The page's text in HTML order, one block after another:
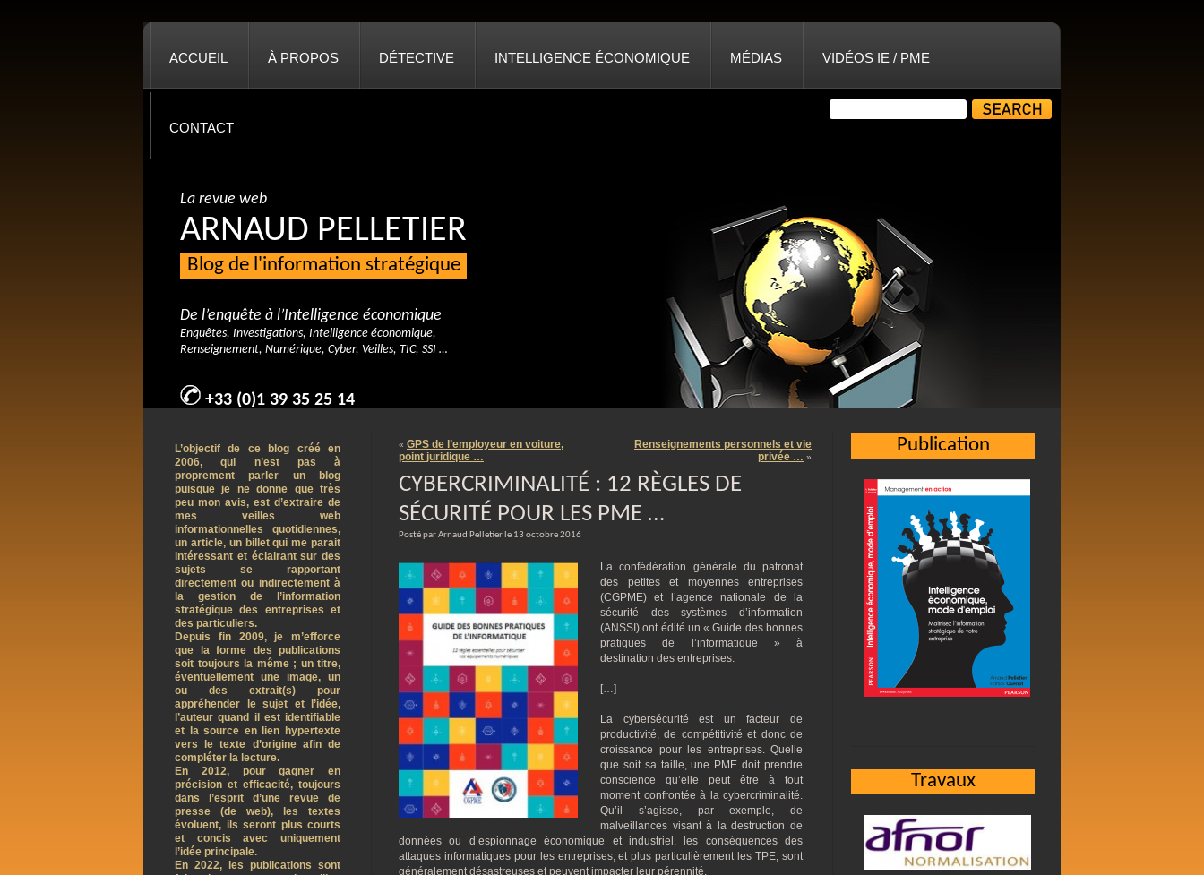
ACCUEIL À PROPOS DÉTECTIVE INTELLIGENCE ÉCONOMIQUE MÉDIAS VIDÉOS IE / PME
CONTACT
La revue web
ARNAUD PELLETIER
Blog de l'information stratégique
De l’enquête à l’Intelligence économique
Enquêtes, Investigations, Intelligence économique,
Renseignement, Numérique, Cyber, Veilles, TIC, SSI …
+33 (0)1 39 35 25 14
« GPS de l’employeur en voiture,
point juridique …
Renseignements personnels et vie
privée … »
CYBERCRIMINALITÉ : 12 RÈGLES DE
SÉCURITÉ POUR LES PME …
Posté par Arnaud Pelletier le 13 octobre 2016
La confédération générale du patronat
des petites et moyennes entreprises
(CGPME) et l’agence nationale de la
sécurité des systèmes d’information
(ANSSI) ont édité un « Guide des bonnes
pratiques de l’informatique » à
destination des entreprises.
[…]
La cybersécurité est un facteur de
productivité, de compétitivité et donc de
croissance pour les entreprises. Quelle
que soit sa taille, une PME doit prendre
conscience qu’elle peut être à tout
moment confrontée à la cybercriminalité.
Qu’il s’agisse, par exemple, de
malveillances visant à la destruction de
données ou d’espionnage économique et industriel, les conséquences des
attaques informatiques pour les entreprises, et plus particulièrement les TPE, sont
généralement désastreuses et peuvent impacter leur pérennité.
Publication
Travaux
L’objectif de ce blog créé en
2006, qui n’est pas à
proprement parler un blog
puisque je ne donne que très
peu mon avis, est d’extraire de
mes veilles web
informationnelles quotidiennes,
un article, un billet qui me parait
intéressant et éclairant sur des
sujets se rapportant
directement ou indirectement à
la gestion de l’information
stratégique des entreprises et
des particuliers.
Depuis fin 2009, je m’efforce
que la forme des publications
soit toujours la même ; un titre,
éventuellement une image, un
ou des extrait(s) pour
appréhender le sujet et l’idée,
l’auteur quand il est identifiable
et la source en lien hypertexte
vers le texte d’origine afin de
compléter la lecture.
En 2012, pour gagner en
précision et efficacité, toujours
dans l’esprit d’une revue de
presse (de web), les textes
évoluent, ils seront plus courts
et concis avec uniquement
l’idée principale.
En 2022, les publications sont